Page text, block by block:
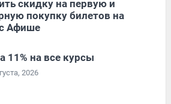
скидку на первую и
покупку билетов на
Афише
11% на все курсы
2026